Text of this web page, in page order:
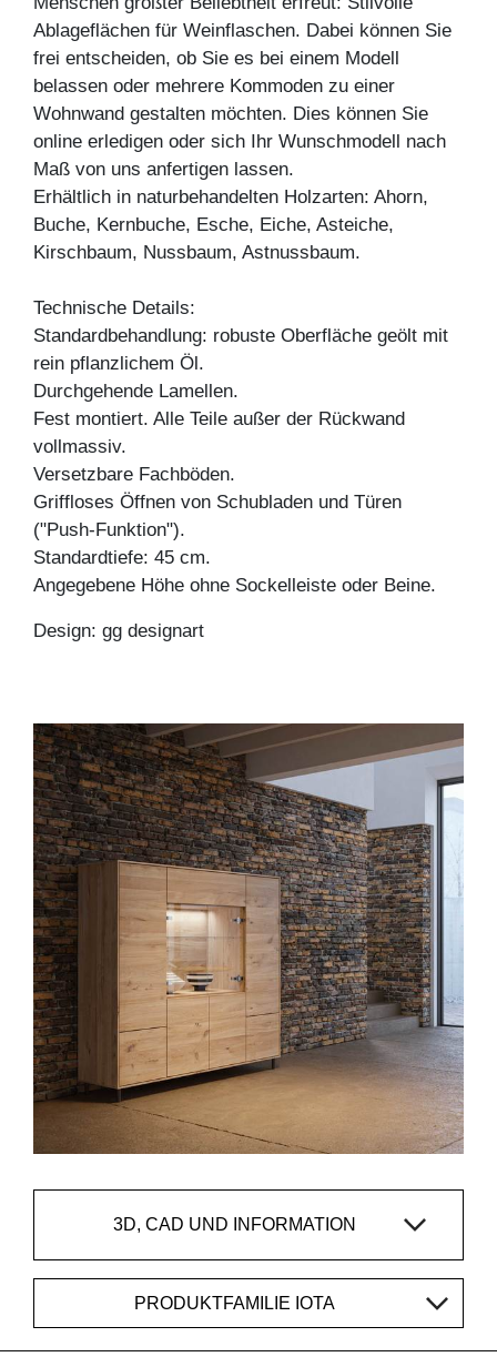
Ablageflächen für Weinflaschen. Dabei können Sie
frei entscheiden, ob Sie es bei einem Modell
belassen oder mehrere Kommoden zu einer
Wohnwand gestalten möchten. Dies können Sie
online erledigen oder sich Ihr Wunschmodell nach
Maß von uns anfertigen lassen.
Erhältlich in naturbehandelten Holzarten: Ahorn,
Buche, Kernbuche, Esche, Eiche, Asteiche,
Kirschbaum, Nussbaum, Astnussbaum.
Technische Details:
Standardbehandlung: robuste Oberfläche geölt mit
rein pflanzlichem Öl.
Durchgehende Lamellen.
Fest montiert. Alle Teile außer der Rückwand
vollmassiv.
Versetzbare Fachböden.
Griffloses Öffnen von Schubladen und Türen
("Push-Funktion").
Standardtiefe: 45 cm.
Angegebene Höhe ohne Sockelleiste oder Beine.
Design: gg designart
3D, CAD UND INFORMATION
PRODUKTFAMILIE IOTA